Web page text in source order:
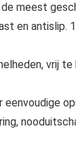
meest
en antislip.
vrij te
eenvoudige